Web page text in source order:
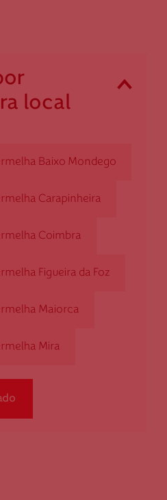
local
Baixo Mondego
Carapinheira
Coimbra
Figueira da Foz
Maiorca
Mira